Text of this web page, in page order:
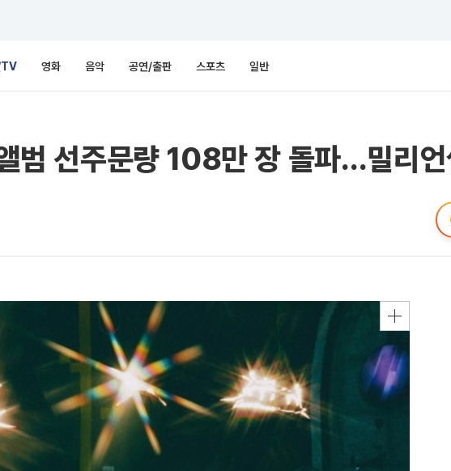
TV 영화 음악 공연/출판 스포츠 일반
범 선주문량 108만 장 돌파…밀리